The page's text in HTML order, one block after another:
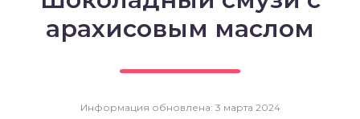
арахисовым маслом
Информация обновлена: 3 марта 2024
выпечка